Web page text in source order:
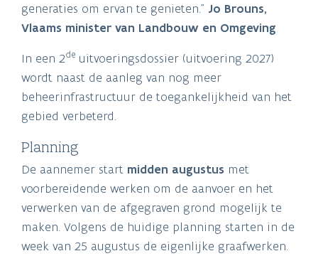
generaties om ervan te genieten.” Jo Brouns,
Vlaams minister van Landbouw en Omgeving
In een 2de uitvoeringsdossier (uitvoering 2027)
wordt naast de aanleg van nog meer
beheerinfrastructuur de toegankelijkheid van het
gebied verbeterd.
Planning
De aannemer start midden augustus met
voorbereidende werken om de aanvoer en het
verwerken van de afgegraven grond mogelijk te
maken. Volgens de huidige planning starten in de
week van 25 augustus de eigenlijke graafwerken.